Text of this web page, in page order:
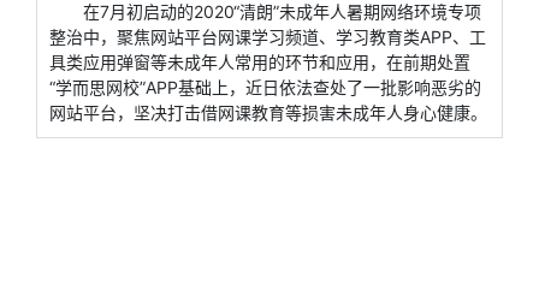
在7月初启动的2020“清朗”未成年人暑期网络环境专项
整治中，聚焦网站平台网课学习频道、学习教育类APP、工
具类应用弹窗等未成年人常用的环节和应用，在前期处置
“学而思网校”APP基础上，近日依法查处了一批影响恶劣的
网站平台，坚决打击借网课教育等损害未成年人身心健康。